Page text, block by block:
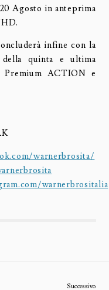
Agosto in anteprima
infine con la
quinta e ultima
Premium ACTION e
warnerbrosita/
warnerbrositalia